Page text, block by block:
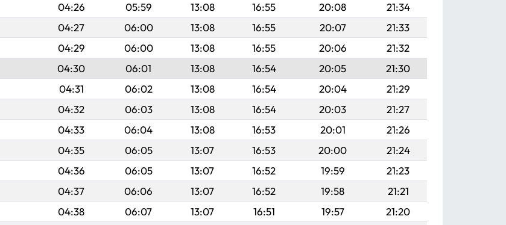
04:26 05:59 13:08 16:55 20:08
21:34
04:27 06:00 13:08 16:55 20:07
21:33
04:29 06:00 13:08 16:55 20:06
21:32
04:30 06:01 13:08 16:54 20:05
21:30
04:31 06:02 13:08 16:54 20:04
21:29
04:32 06:03 13:08 16:54 20:03
21:27
04:33 06:04 13:08 16:53 20:01
21:26
04:35 06:05 13:07 16:53 20:00
21:24
04:36 06:05 13:07 16:52 19:59
21:23
04:37 06:06 13:07 16:52 19:58
21:21
04:38 06:07 13:07 16:51 19:57
21:20